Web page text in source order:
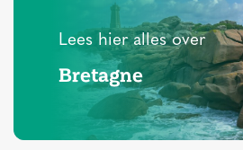
Lees hier alles over
Bretagne